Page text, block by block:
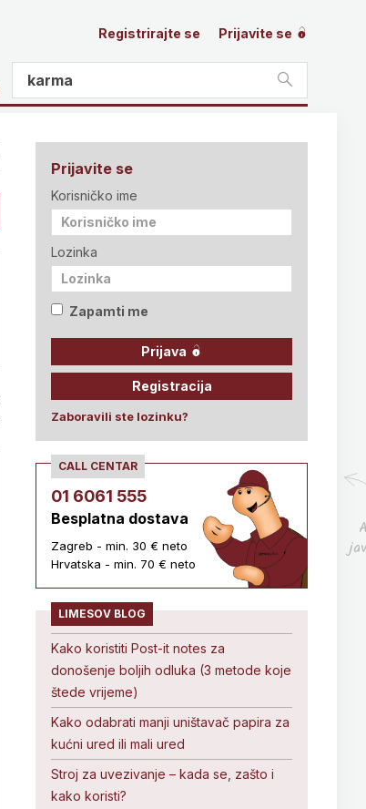
Registrirajte se Prijavite se
Prijavite se
Korisničko ime
Lozinka
Zapamti me
Prijava
Registracija
Zaboravili ste lozinku?
CALL CENTAR
01 6061 555
Besplatna dostava
Zagreb - min. 30 € neto
Hrvatska - min. 70 € neto
LIMESOV BLOG
Kako koristiti Post-it notes za
donošenje boljih odluka (3 metode koje
štede vrijeme)
Kako odabrati manji uništavač papira za
kućni ured ili mali ured
Stroj za uvezivanje – kada se, zašto i
kako koristi?